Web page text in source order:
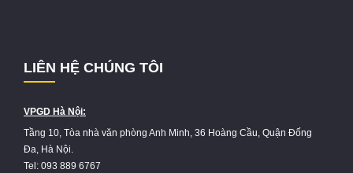
LIÊN HỆ CHÚNG TÔI
VPGD Hà Nội:
Tầng 10, Tòa nhà văn phòng Anh Minh, 36 Hoàng Cầu, Quận Đống
Đa, Hà Nội.
Tel: 093 889 6767